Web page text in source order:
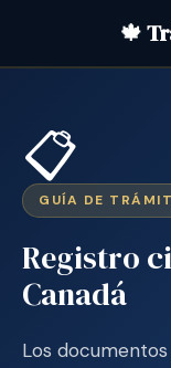
🍁
📋
GUÍA DE
Registro
Canadá
Los